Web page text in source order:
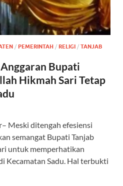
/ PEMERINTAH / RELIGI / TANJAB
Bupati
Hikmah Sari Tetap
Meski ditengah efesiensi
semangat Bupati Tanjab
untuk memperhatikan
Kecamatan Sadu. Hal terbukti